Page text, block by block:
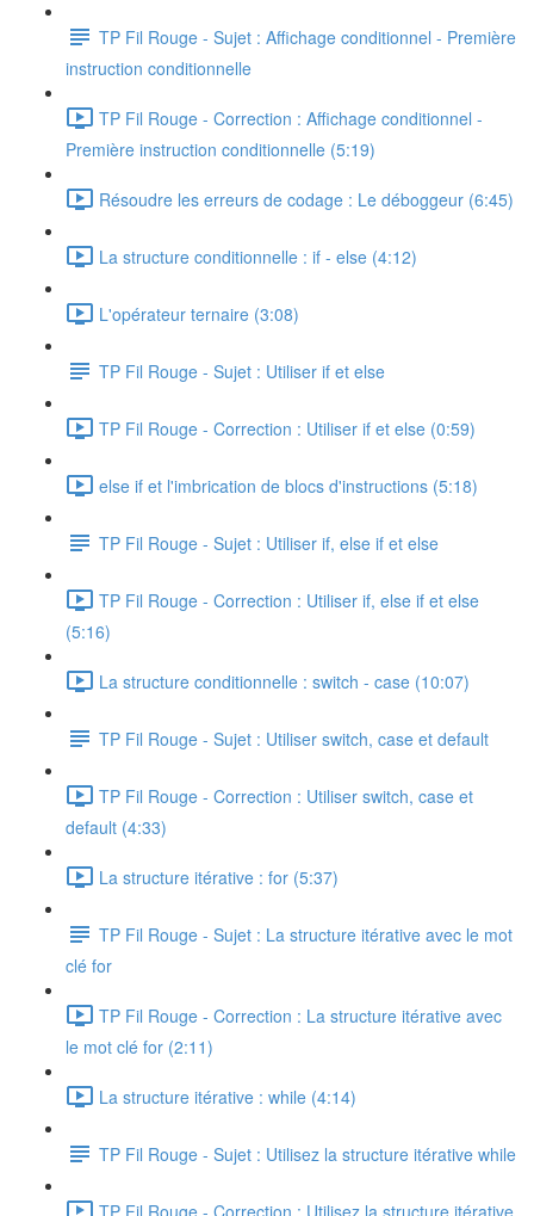
TP Fil Rouge - Sujet : Affichage conditionnel - Première
instruction conditionnelle
TP Fil Rouge - Correction : Affichage conditionnel -
Première instruction conditionnelle (5:19)
Résoudre les erreurs de codage : Le déboggeur (6:45)
La structure conditionnelle : if - else (4:12)
L'opérateur ternaire (3:08)
TP Fil Rouge - Sujet : Utiliser if et else
TP Fil Rouge - Correction : Utiliser if et else (0:59)
else if et l'imbrication de blocs d'instructions (5:18)
TP Fil Rouge - Sujet : Utiliser if, else if et else
TP Fil Rouge - Correction : Utiliser if, else if et else
(5:16)
La structure conditionnelle : switch - case (10:07)
TP Fil Rouge - Sujet : Utiliser switch, case et default
TP Fil Rouge - Correction : Utiliser switch, case et
default (4:33)
La structure itérative : for (5:37)
TP Fil Rouge - Sujet : La structure itérative avec le mot
clé for
TP Fil Rouge - Correction : La structure itérative avec
le mot clé for (2:11)
La structure itérative : while (4:14)
TP Fil Rouge - Sujet : Utilisez la structure itérative while
TP Fil Rouge - Correction : Utilisez la structure itérative